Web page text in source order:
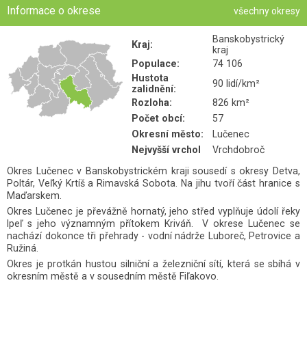
Informace o okrese všechny okresy
Kraj:
Banskobystrický
kraj
Populace:
74 106
Hustota
zalidnění:
90 lidí/km²
Rozloha:
826 km²
Počet obcí:
57
Okresní město:
Lučenec
Nejvyšší vrchol
Vrchdobroč
Okres Lučenec v Banskobystrickém kraji sousedí s okresy Detva,
Poltár, Veľký Krtíš a Rimavská Sobota. Na jihu tvoří část hranice s
Maďarskem.
Okres Lučenec je převážně hornatý, jeho střed vyplňuje údolí řeky
Ipeľ s jeho významným přítokem Kriváň. V okrese Lučenec se
nachází dokonce tři přehrady - vodní nádrže Luboreč, Petrovice a
Ružiná.
Okres je protkán hustou silniční a železniční sítí, která se sbíhá v
okresním městě a v sousedním městě Fiľakovo.